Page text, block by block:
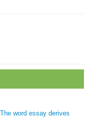
word essay derives